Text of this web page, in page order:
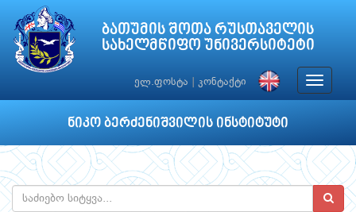
ბათუმის შოთა რუსთაველის
სახელმწიფო უნივერსიტეტი
ელ.ფოსტა კონტაქტი
Toggle
ნიკო ბერძენიშვილის ინსტიტუტი